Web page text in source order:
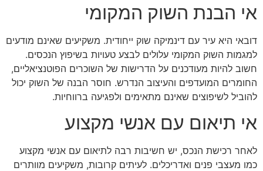
אי הבנת השוק המקומי
דובאי היא עיר עם דינמיקה שוק ייחודית. משקיעים שאינם מודעים
למגמות השוק המקומי עלולים לבצע טעויות בשיפוץ הנכסים.
חשוב להיות מעודכנים על הדרישות של השוכרים הפוטנציאליים,
החומרים המועדפים והעיצוב הנדרש. חוסר הבנה של השוק יכול
להוביל לשיפוצים שאינם מתאימים ולפגיעה ברווחיות.
אי תיאום עם אנשי מקצוע
לאחר רכישת הנכס, יש חשיבות רבה לתיאום עם אנשי מקצוע
כמו מעצבי פנים ואדריכלים. לעיתים קרובות, משקיעים מוותרים